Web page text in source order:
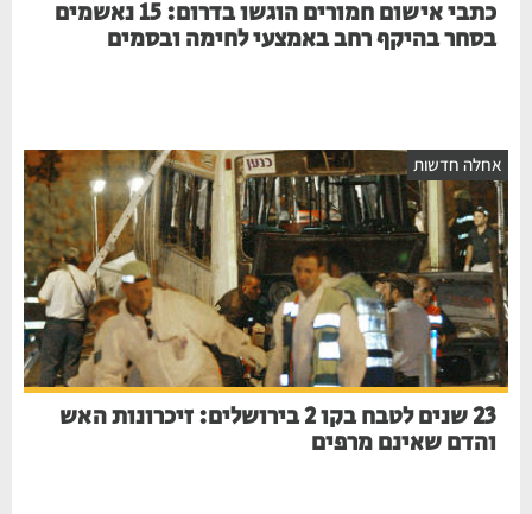
כתבי אישום חמורים הוגשו בדרום: 15 נאשמים
בסחר בהיקף רחב באמצעי לחימה ובסמים
אחלה חדשות
23 שנים לטבח בקו 2 בירושלים: זיכרונות האש
והדם שאינם מרפים